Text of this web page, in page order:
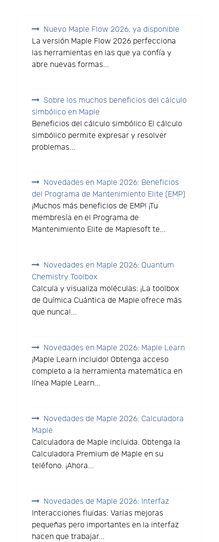
Nuevo Maple Flow 2026, ya disponible
La versión Maple Flow 2026 perfecciona
las herramientas en las que ya confía y
abre nuevas formas...
Sobre los muchos beneficios del cálculo
simbólico en Maple
Beneficios del cálculo simbólico El cálculo
simbólico permite expresar y resolver
problemas...
Novedades en Maple 2026: Beneficios
del Programa de Mantenimiento Elite (EMP)
¡Muchos más beneficios de EMP! ¡Tu
membresía en el Programa de
Mantenimiento Elite de Maplesoft te...
Novedades en Maple 2026: Quantum
Chemistry Toolbox
Calcula y visualiza moléculas: ¡La toolbox
de Química Cuántica de Maple ofrece más
que nunca!...
Novedades en Maple 2026: Maple Learn
¡Maple Learn incluido! Obtenga acceso
completo a la herramienta matemática en
línea Maple Learn...
Novedades de Maple 2026: Calculadora
Maple
Calculadora de Maple incluida. Obtenga la
Calculadora Premium de Maple en su
teléfono. ¡Ahora...
Novedades de Maple 2026: Interfaz
Interacciones fluidas: Varias mejoras
pequeñas pero importantes en la interfaz
hacen que trabajar...